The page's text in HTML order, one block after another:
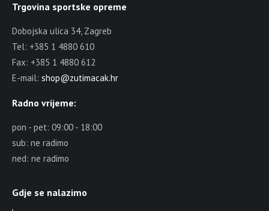
Trgovina sportske opreme
Dobojska ulica 34, Zagreb
Tel: +385 1 4880 610
Fax: +385 1 4880 612
E-mail: shop@zutimacak.hr
Radno vrijeme:
pon - pet: 09:00 - 18:00
sub: ne radimo
ned: ne radimo
Gdje se nalazimo